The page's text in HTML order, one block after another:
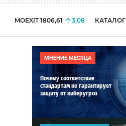
MOEXIT 1806,61 3,08 КАТАЛОГ
МНЕНИЕ МЕСЯЦА
Почему соответствие
стандартам не гарантирует
защиту от киберугроз